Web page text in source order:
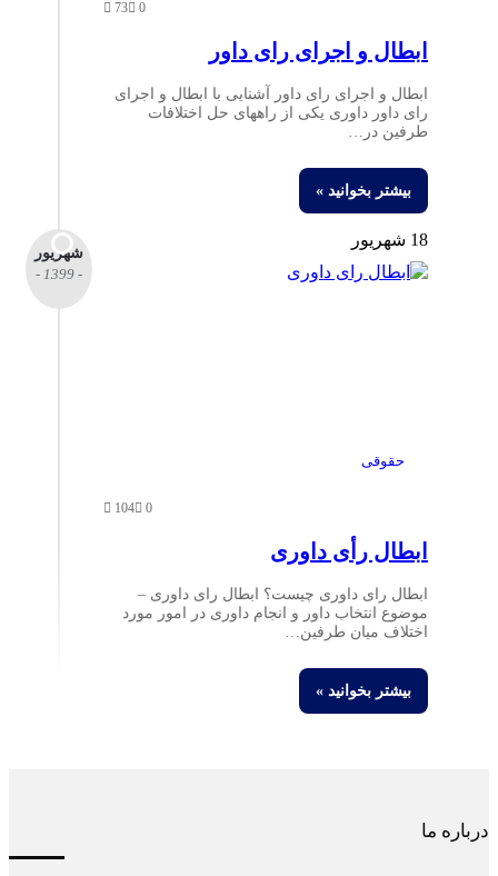
0
73
ابطال و اجرای رای داور
ابطال و اجرای رای داور آشنایی با ابطال و اجرای
رای داور داوری یکی از راههای حل اختلافات
طرفین در…
بیشتر بخوانید »
شهریور
- 1399 -
18 شهریور
حقوقی
0
104
ابطال رأی داوری
ابطال رای داوری چیست؟ ابطال رای داوری –
موضوع انتخاب داور و انجام داوری در امور مورد
اختلاف میان طرفین…
بیشتر بخوانید »
درباره ما